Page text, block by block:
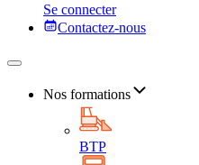
Se connecter
Contactez-nous
Nos formations
BTP